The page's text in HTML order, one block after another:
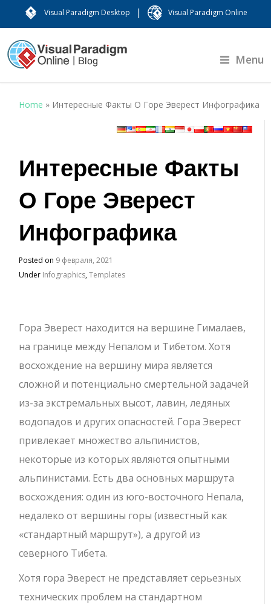
Visual Paradigm Desktop | Visual Paradigm Online
Menu
Home » Интересные Факты О Горе Эверест Инфографика
Интересные Факты
О Горе Эверест
Инфографика
Posted on 9 февраля, 2021
Under Infographics,Templates
Гора Эверест находится на вершине Гималаев,
на границе между Непалом и Тибетом.Хотя
восхождение на вершину мира является
сложной и потенциально смертельной задачей
из-за экстремальных высот, лавин, ледяных
водопадов и других опасностей. Гора Эверест
привлекает множество альпинистов,
некоторые из которых являются опытными
альпинистами. Есть два основных маршрута
восхождения: один из юго-восточного Непала,
недалеко от вершины горы (известный как
«стандартный маршрут»), а другой из
северного Тибета.
Хотя гора Эверест не представляет серьезных
технических проблем на стандартном